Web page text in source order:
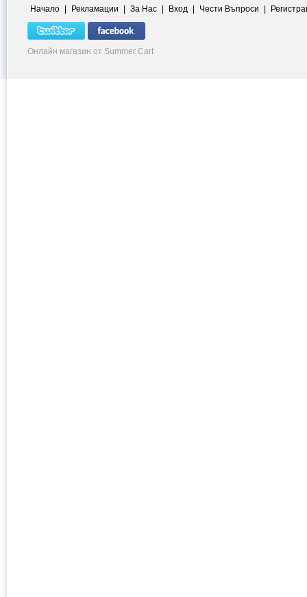
Начало | Рекламации | За Нас | Вход | Чести Въпроси |
Онлайн магазин от Summer Cart